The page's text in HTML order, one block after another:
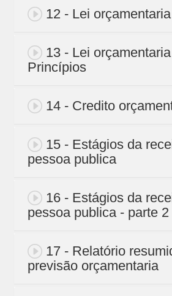
12 - Lei
13 - Lei
Princípios
14 - Credito
15 - Estágios da
pessoa publica
16 - Estágios da
pessoa publica - parte 2
17 - Relatório
previsão orçamentaria